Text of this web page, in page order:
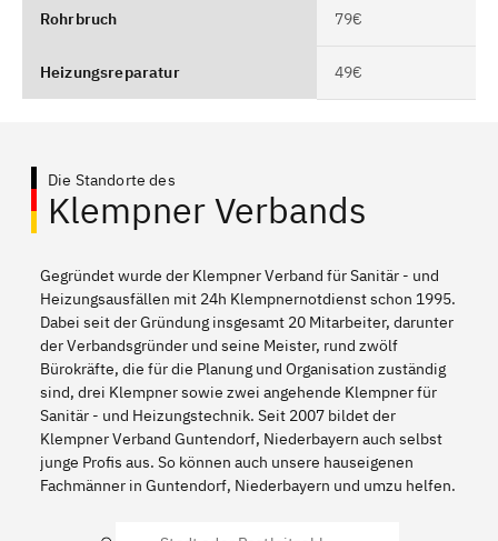
Rohrbruch 79€
Heizungsreparatur 49€
Die Standorte des
Klempner Verbands
Gegründet wurde der Klempner Verband für Sanitär - und
Heizungsausfällen mit 24h Klempnernotdienst schon 1995.
Dabei seit der Gründung insgesamt 20 Mitarbeiter, darunter
der Verbandsgründer und seine Meister, rund zwölf
Bürokräfte, die für die Planung und Organisation zuständig
sind, drei Klempner sowie zwei angehende Klempner für
Sanitär - und Heizungstechnik. Seit 2007 bildet der
Klempner Verband Guntendorf, Niederbayern auch selbst
junge Profis aus. So können auch unsere hauseigenen
Fachmänner in Guntendorf, Niederbayern und umzu helfen.